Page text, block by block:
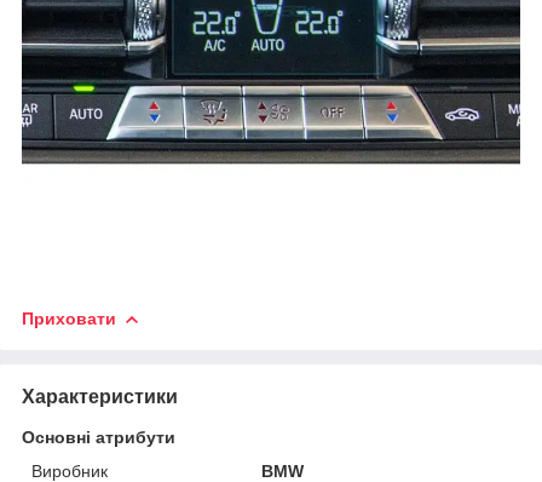
Приховати
Характеристики
Основні атрибути
Виробник
BMW